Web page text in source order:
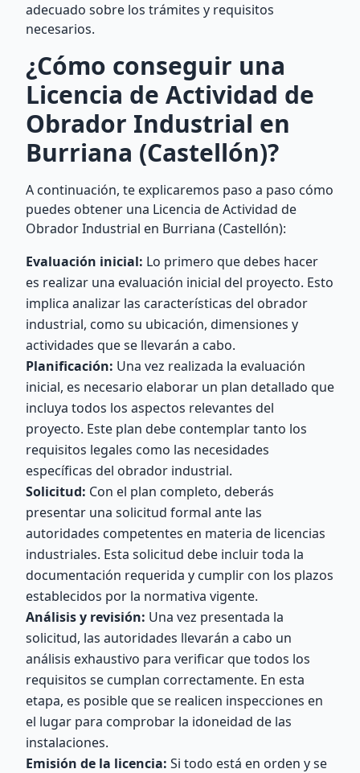
adecuado sobre los trámites y requisitos
necesarios.
¿Cómo conseguir una
Licencia de Actividad de
Obrador Industrial en
Burriana (Castellón)?
A continuación, te explicaremos paso a paso cómo
puedes obtener una Licencia de Actividad de
Obrador Industrial en Burriana (Castellón):
Evaluación inicial: Lo primero que debes hacer
es realizar una evaluación inicial del proyecto. Esto
implica analizar las características del obrador
industrial, como su ubicación, dimensiones y
actividades que se llevarán a cabo.
Planificación: Una vez realizada la evaluación
inicial, es necesario elaborar un plan detallado que
incluya todos los aspectos relevantes del
proyecto. Este plan debe contemplar tanto los
requisitos legales como las necesidades
específicas del obrador industrial.
Solicitud: Con el plan completo, deberás
presentar una solicitud formal ante las
autoridades competentes en materia de licencias
industriales. Esta solicitud debe incluir toda la
documentación requerida y cumplir con los plazos
establecidos por la normativa vigente.
Análisis y revisión: Una vez presentada la
solicitud, las autoridades llevarán a cabo un
análisis exhaustivo para verificar que todos los
requisitos se cumplan correctamente. En esta
etapa, es posible que se realicen inspecciones en
el lugar para comprobar la idoneidad de las
instalaciones.
Emisión de la licencia: Si todo está en orden y se